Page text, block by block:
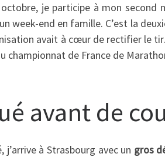
je participe à mon second
week-end en famille. C’est la
avait à cœur de rectifier le
championnat de France de
avant de
j’arrive à Strasbourg avec un gros